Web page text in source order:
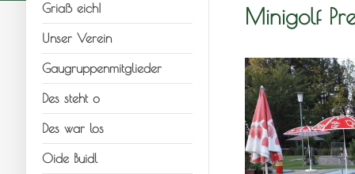
Griaß eich!
Unser Verein
Gaugruppenmitglieder
Des steht o
Des war los
Oide Buidl
Minigolf